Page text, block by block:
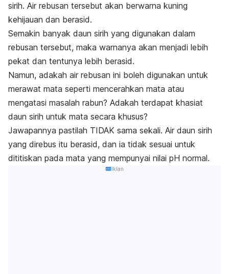
sirih. Air rebusan tersebut akan berwarna kuning
kehijauan dan berasid.
Semakin banyak daun sirih yang digunakan dalam
rebusan tersebut, maka warnanya akan menjadi lebih
pekat dan tentunya lebih berasid.
Namun, adakah air rebusan ini boleh digunakan untuk
merawat mata seperti mencerahkan mata atau
mengatasi masalah rabun? Adakah terdapat khasiat
daun sirih untuk mata secara khusus?
Jawapannya pastilah TIDAK sama sekali. Air daun sirih
yang direbus itu berasid, dan ia tidak sesuai untuk
dititiskan pada mata yang mempunyai nilai pH normal.
Iklan